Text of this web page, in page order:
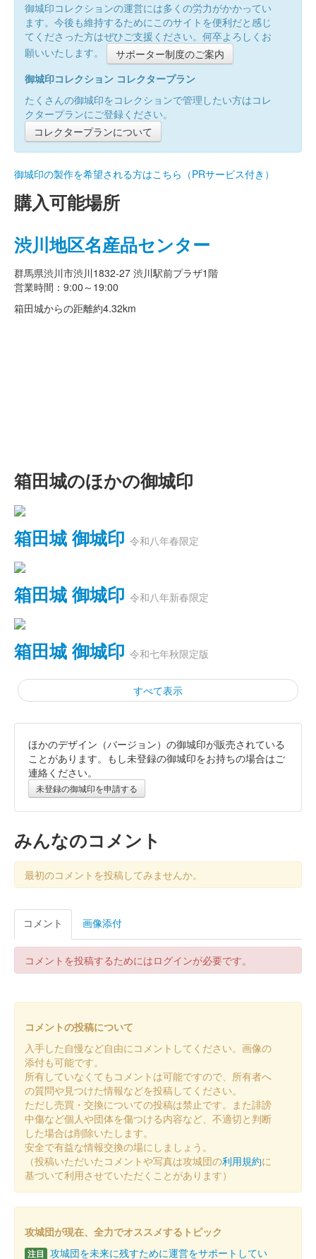
御城印コレクションの運営には多くの労力がかかってい
ます。今後も維持するためにこのサイトを便利だと感じ
てくださった方はぜひご支援ください。何卒よろしくお
願いいたします。
サポーター制度のご案内
御城印コレクション コレクタープラン
たくさんの御城印をコレクションで管理したい方はコレ
クタープランにご登録ください。
コレクタープランについて
御城印の製作を希望される方はこちら（PRサービス付き）
購入可能場所
渋川地区名産品センター
群馬県渋川市渋川1832-27 渋川駅前プラザ1階
営業時間：9:00～19:00
箱田城からの距離約4.32km
箱田城のほかの御城印
箱田城 御城印 令和八年春限定
箱田城 御城印 令和八年新春限定
箱田城 御城印 令和七年秋限定版
すべて表示
箱田城 御城印 木曾義仲公秋限定版
箱田城 御城印 巴御前秋限定版
箱田城 御城印 令和七年夏限定版
箱田城 御城印
箱田城 御城印
箱田城 御城印
箱田城 御城印 令和六年春限定版
箱田城 御城印 巴御前 黄金版
販売終了
箱田城 御城印 木曽義仲 黄金版
ほかのデザイン（バージョン）の御城印が販売されている
ことがあります。もし未登録の御城印をお持ちの場合はご
連絡ください。
未登録の御城印を申請する
みんなのコメント
最初のコメントを投稿してみませんか。
コメント 画像添付
コメントを投稿するためにはログインが必要です。
コメントの投稿について
入手した自慢など自由にコメントしてください。画像の
添付も可能です。
所有していなくてもコメントは可能ですので、所有者へ
の質問や見つけた情報などを投稿してください。
ただし売買・交換についての投稿は禁止です。また誹謗
中傷など個人や団体を傷つける内容など、不適切と判断
した場合は削除いたします。
安全で有益な情報交換の場にしましょう。
（投稿いただいたコメントや写真は攻城団の利用規約に
基づいて利用させていただくことがあります）
攻城団が現在、全力でオススメするトピック
注目 攻城団を未来に残すために運営をサポートしてい